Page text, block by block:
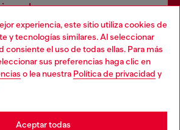
experiencia, este sitio utiliza cookies de
y tecnologías similares. Al seleccionar
consiente el uso de todas ellas. Para más
sus preferencias haga clic en
o lea nuestra Política de privacidad y
Aceptar todas
servicios, tanto en línea como
España website, but it seems you
States